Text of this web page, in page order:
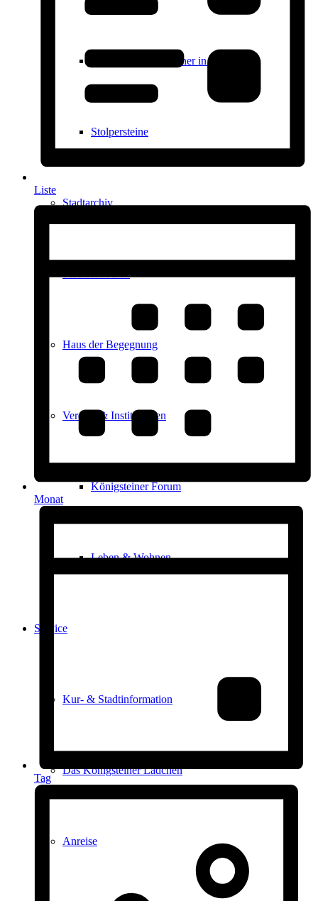
Ernst Ludwig Kirchner in Königstein
Stolpersteine
Stadtarchiv
Haus der Begegnung
Vereine & Institutionen
Königsteiner Forum
Leben & Wohnen
Service
Kur- & Stadtinformation
Das Königsteiner Lädchen
Anreise
Liste
Monat
Tag